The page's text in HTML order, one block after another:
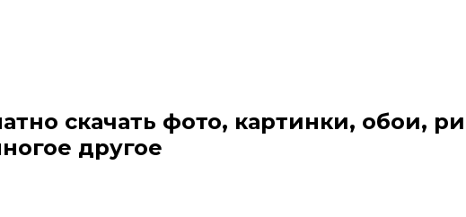
скачать фото, картинки, обои,
другое